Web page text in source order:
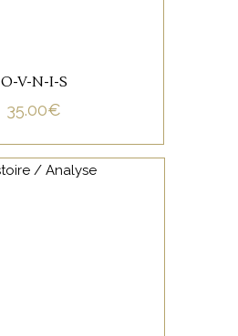
O-V-N-I-S
35.00€